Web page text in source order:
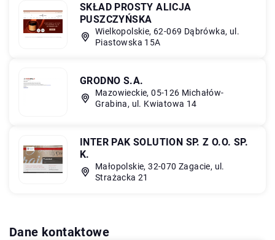
SKŁAD PROSTY ALICJA
PUSZCZYŃSKA
Wielkopolskie, 62-069 Dąbrówka, ul.
Piastowska 15A
GRODNO S.A.
Mazowieckie, 05-126 Michałów-
Grabina, ul. Kwiatowa 14
INTER PAK SOLUTION SP. Z O.O. SP.
K.
Małopolskie, 32-070 Zagacie, ul.
Strażacka 21
Dane kontaktowe